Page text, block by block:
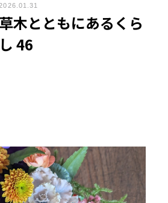
草木とともにあるくら
し 46